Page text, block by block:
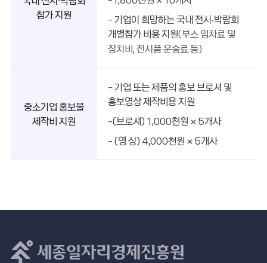
참가 지원
- 기업이 희망하는 국내 전시‧박람회
개별참가 비용 지원(부스 임차료 및
장치비, 전시품 운송료 등)
중소기업 홍보물
제작비 지원
- 기업 또는 제품의 홍보 브로셔 및
홍보영상 제작비용 지원
-(브로셔) 1,000천원 × 5개사
- (영 상) 4,000천원 × 5개사